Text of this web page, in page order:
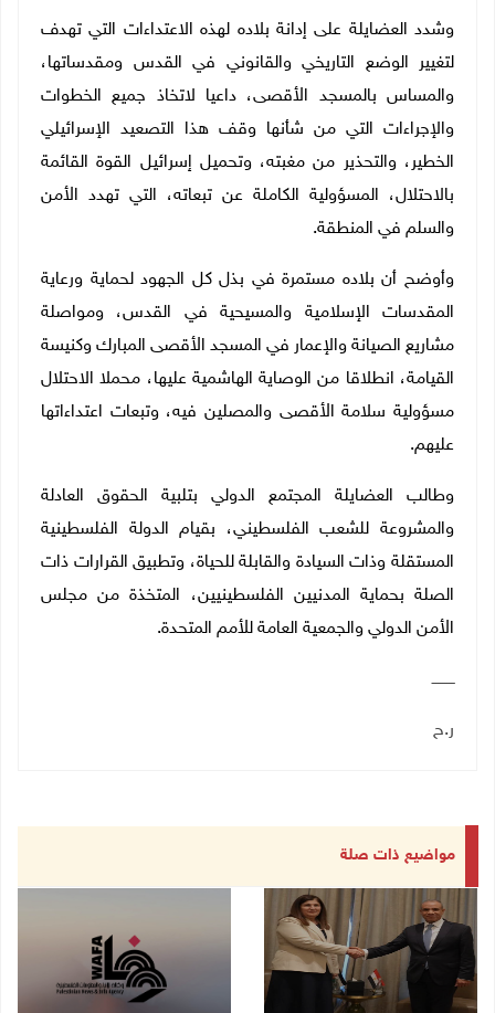
وشدد العضايلة على إدانة بلاده لهذه الاعتداءات التي تهدف
لتغيير الوضع التاريخي والقانوني في القدس ومقدساتها،
والمساس بالمسجد الأقصى، داعيا لاتخاذ جميع الخطوات
والإجراءات التي من شأنها وقف هذا التصعيد الإسرائيلي
الخطير، والتحذير من مغبته، وتحميل إسرائيل القوة القائمة
بالاحتلال، المسؤولية الكاملة عن تبعاته، التي تهدد الأمن
والسلم في المنطقة.
وأوضح أن بلاده مستمرة في بذل كل الجهود لحماية ورعاية
المقدسات الإسلامية والمسيحية في القدس، ومواصلة
مشاريع الصيانة والإعمار في المسجد الأقصى المبارك وكنيسة
القيامة، انطلاقا من الوصاية الهاشمية عليها، محملا الاحتلال
مسؤولية سلامة الأقصى والمصلين فيه، وتبعات اعتداءاتها
عليهم.
وطالب العضايلة المجتمع الدولي بتلبية الحقوق العادلة
والمشروعة للشعب الفلسطيني، بقيام الدولة الفلسطينية
المستقلة وذات السيادة والقابلة للحياة، وتطبيق القرارات ذات
الصلة بحماية المدنيين الفلسطينيين، المتخذة من مجلس
الأمن الدولي والجمعية العامة للأمم المتحدة.
ــــــــــ
ر.ح
مواضيع ذات صلة